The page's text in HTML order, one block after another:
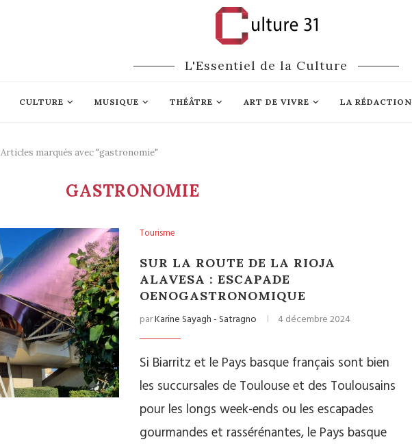
L'Essentiel de la Culture
CULTURE MUSIQUE THÉÂTRE ART DE VIVRE LA RÉDACTION
Articles marqués avec "gastronomie"
GASTRONOMIE
Tourisme
SUR LA ROUTE DE LA RIOJA
ALAVESA : ESCAPADE
OENOGASTRONOMIQUE
parKarine Sayagh - Satragno 4 décembre 2024
Si Biarritz et le Pays basque français sont bien
les succursales de Toulouse et des Toulousains
pour les longs week-ends ou les escapades
gourmandes et rassérénantes, le Pays basque